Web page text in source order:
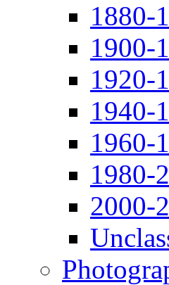
1880-
1900-
1920-
1940-
1960-
1980-
2000-